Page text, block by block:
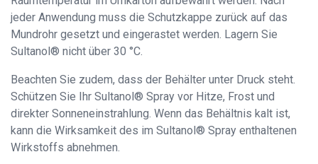
jeder Anwendung muss die Schutzkappe zurück auf das
Mundrohr gesetzt und eingerastet werden. Lagern Sie
Sultanol® nicht über 30 °C.
Beachten Sie zudem, dass der Behälter unter Druck steht.
Schützen Sie Ihr Sultanol® Spray vor Hitze, Frost und
direkter Sonneneinstrahlung. Wenn das Behältnis kalt ist,
kann die Wirksamkeit des im Sultanol® Spray enthaltenen
Wirkstoffs abnehmen.